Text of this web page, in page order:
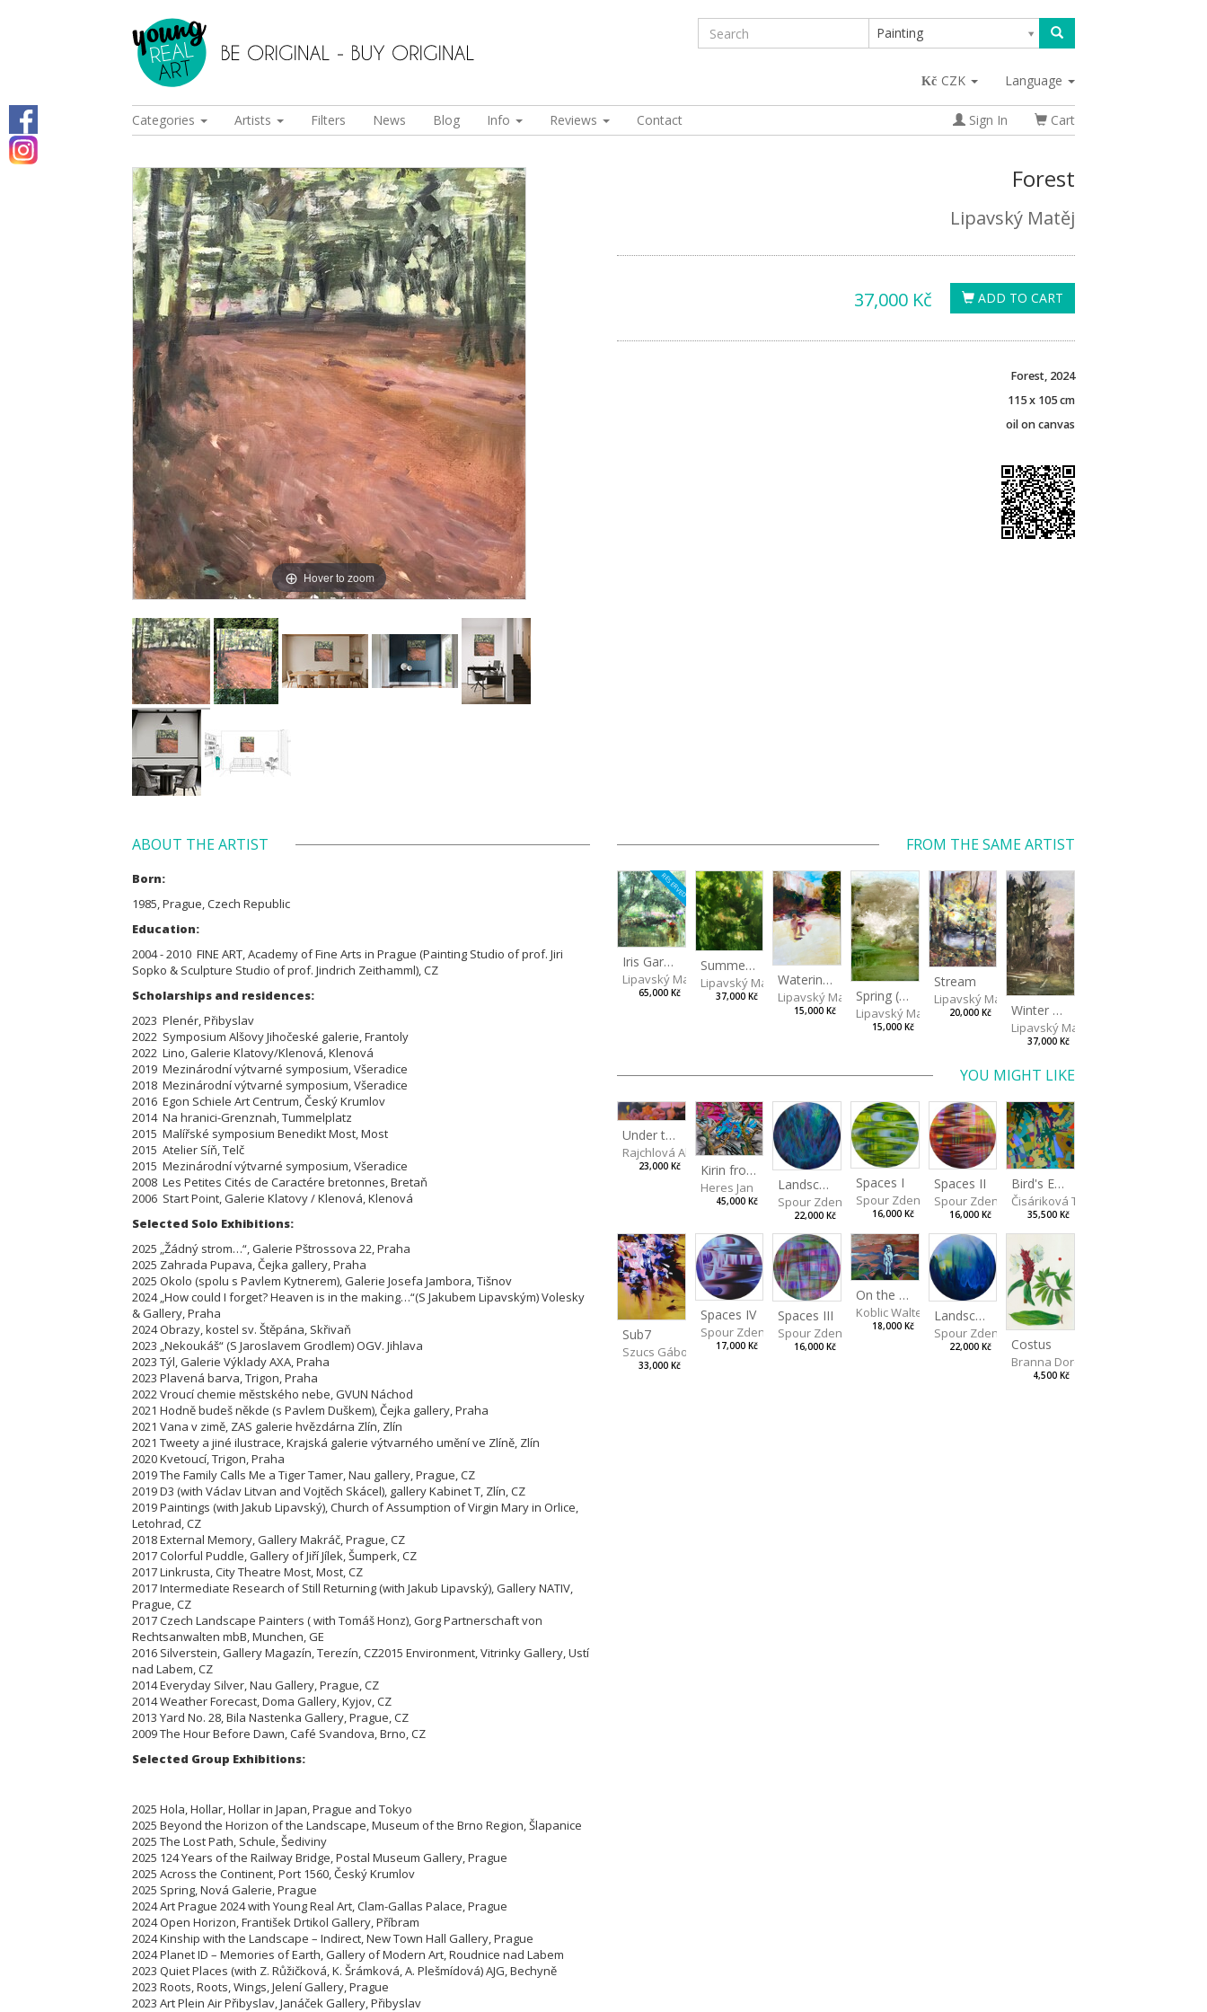
Painting
CZK Language
Categories Artists Filters News Blog Info Reviews Contact Sign In Cart
Hover to zoom
Forest
Lipavský Matěj
ADD TO CART
37,000 Kč
Forest, 2024
115 x 105 cm
oil on canvas
ABOUT THE ARTIST
Born:
1985, Prague, Czech Republic
Education:
2004 - 2010 FINE ART, Academy of Fine Arts in Prague (Painting Studio of prof. Jiri
Sopko & Sculpture Studio of prof. Jindrich Zeithamml), CZ
Scholarships and residences:
2023 Plenér, Přibyslav
2022 Symposium Alšovy Jihočeské galerie, Frantoly
2022 Lino, Galerie Klatovy/Klenová, Klenová
2019 Mezinárodní výtvarné symposium, Všeradice
2018 Mezinárodní výtvarné symposium, Všeradice
2016 Egon Schiele Art Centrum, Český Krumlov
2014 Na hranici-Grenznah, Tummelplatz
2015 Malířské symposium Benedikt Most, Most
2015 Atelier Síň, Telč
2015 Mezinárodní výtvarné symposium, Všeradice
2008 Les Petites Cités de Caractére bretonnes, Bretaň
2006 Start Point, Galerie Klatovy / Klenová, Klenová
Selected Solo Exhibitions:
2025 „Žádný strom…“, Galerie Pštrossova 22, Praha
2025 Zahrada Pupava, Čejka gallery, Praha
2025 Okolo (spolu s Pavlem Kytnerem), Galerie Josefa Jambora, Tišnov
2024 „How could I forget? Heaven is in the making…“(S Jakubem Lipavským) Volesky
& Gallery, Praha
2024 Obrazy, kostel sv. Štěpána, Skřivaň
2023 „Nekoukáš“ (S Jaroslavem Grodlem) OGV. Jihlava
2023 Týl, Galerie Výklady AXA, Praha
2023 Plavená barva, Trigon, Praha
2022 Vroucí chemie městského nebe, GVUN Náchod
2021 Hodně budeš někde (s Pavlem Duškem), Čejka gallery, Praha
2021 Vana v zimě, ZAS galerie hvězdárna Zlín, Zlín
2021 Tweety a jiné ilustrace, Krajská galerie výtvarného umění ve Zlíně, Zlín
2020 Kvetoucí, Trigon, Praha
2019 The Family Calls Me a Tiger Tamer, Nau gallery, Prague, CZ
2019 D3 (with Václav Litvan and Vojtěch Skácel), gallery Kabinet T, Zlín, CZ
2019 Paintings (with Jakub Lipavský), Church of Assumption of Virgin Mary in Orlice,
Letohrad, CZ
2018 External Memory, Gallery Makráč, Prague, CZ
2017 Colorful Puddle, Gallery of Jiří Jílek, Šumperk, CZ
2017 Linkrusta, City Theatre Most, Most, CZ
2017 Intermediate Research of Still Returning (with Jakub Lipavský), Gallery NATIV,
Prague, CZ
2017 Czech Landscape Painters ( with Tomáš Honz), Gorg Partnerschaft von
Rechtsanwalten mbB, Munchen, GE
2016 Silverstein, Gallery Magazín, Terezín,CZ2015 Environment, Vitrinky Gallery, Ustí
nad Labem, CZ
2014 Everyday Silver, Nau Gallery, Prague, CZ
2014 Weather Forecast, Doma Gallery, Kyjov, CZ
2013 Yard No. 28, Bila Nastenka Gallery, Prague, CZ
2009 The Hour Before Dawn, Café Svandova, Brno,CZ
Selected Group Exhibitions:
2025 Hola, Hollar, Hollar in Japan, Prague and Tokyo
2025 Beyond the Horizon of the Landscape, Museum of the Brno Region, Šlapanice
2025 The Lost Path, Schule, Šediviny
2025 124 Years of the Railway Bridge, Postal Museum Gallery, Prague
2025 Across the Continent, Port 1560, Český Krumlov
2025 Spring, Nová Galerie, Prague
2024 Art Prague 2024 with Young Real Art, Clam-Gallas Palace, Prague
2024 Open Horizon, František Drtikol Gallery, Příbram
2024 Kinship with the Landscape – Indirect, New Town Hall Gallery, Prague
2024 Planet ID – Memories of Earth, Gallery of Modern Art, Roudnice nad Labem
2023 Quiet Places (with Z. Růžičková, K. Šrámková, A. Plešmídová) AJG, Bechyně
2023 Roots, Roots, Wings, Jelení Gallery, Prague
2023 Art Plein Air Přibyslav, Janáček Gallery, Přibyslav
FROM THE SAME ARTIST
RESERVED
Iris Garden
Lipavský Matěj
65,000 Kč
Summer Evening
Lipavský Matěj
37,000 Kč
Watering Fountain (Above Stromovka)
Lipavský Matěj
15,000 Kč
Spring (Cold Spring)
Lipavský Matěj
15,000 Kč
Stream
Lipavský Matěj
20,000 Kč Winter Sky
Lipavský Matěj
37,000 Kč
YOU MIGHT LIKE
Under the Roots of the Forest
Rajchlová Alžběta
23,000 Kč Kirin from the Forest
Heres Jan
45,000 Kč
Landscape III
Spour Zdeněk
22,000 Kč
Spaces I
Spour Zdeněk
16,000 Kč
Spaces II
Spour Zdeněk
16,000 Kč
Bird's Eye View
Čisáriková Táňa
35,500 Kč
Sub7
Szucs Gábor
33,000 Kč
Spaces IV
Spour Zdeněk
17,000 Kč
Spaces III
Spour Zdeněk
16,000 Kč
On the Clifs
Koblic Walterová Martina
18,000 Kč
Landscape II
Spour Zdeněk
22,000 Kč Costus
Branna Dorota
4,500 Kč